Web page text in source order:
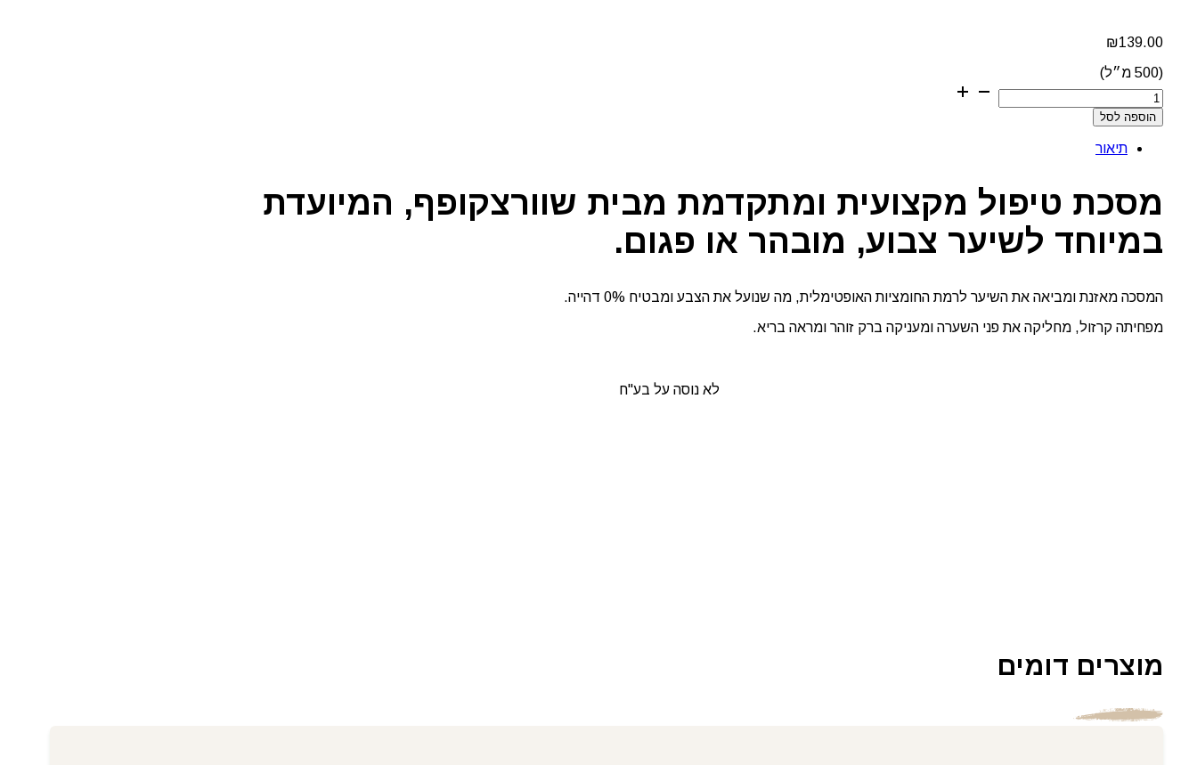
₪139.00
(500 מ״ל)
כמות
של
מסכת
מרוכזת
צבע
השיער
Schwarzkopf
BC
Color
Treatment
הוספה לסל
תיאור
מסכת טיפול מקצועית ומתקדמת מבית שוורצקופף, המיועדת
במיוחד לשיער צבוע, מובהר או פגום.
המסכה מאזנת ומביאה את השיער לרמת החומציות האופטימלית, מה שנועל את הצבע ומבטיח 0% דהייה.
מפחיתה קרזול, מחליקה את פני השערה ומעניקה ברק זוהר ומראה בריא.
לא נוסה על בע"ח
מוצרים דומים